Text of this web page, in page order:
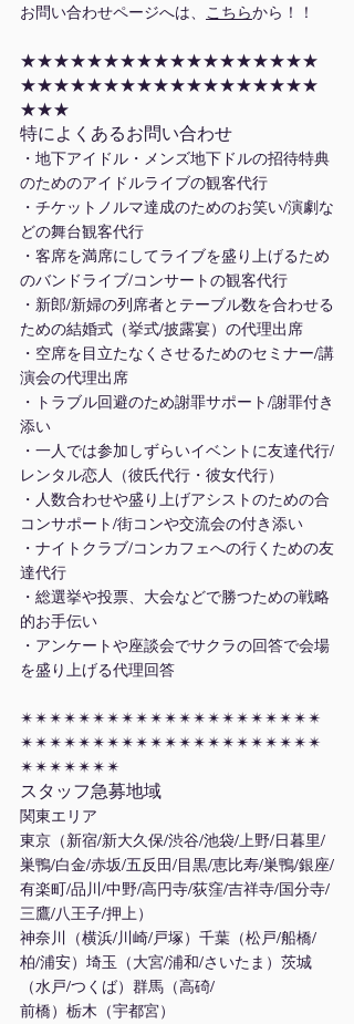
お問い合わせページへは、 こちらから！！
★★★★★★★★★★★★★★★★★★
★★★★★★★★★★★★★★★★★★
★★★
特によくあるお問い合わせ
・地下アイドル・メンズ地下ドルの招待特典
のためのアイドルライブの観客代行
・チケットノルマ達成のためのお笑い/演劇な
どの舞台観客代行
・客席を満席にしてライブを盛り上げるため
のバンドライブ/コンサートの観客代行
・新郎/新婦の列席者とテーブル数を合わせる
ための結婚式（挙式/披露宴）の代理出席
・空席を目立たなくさせるためのセミナー/講
演会の代理出席
・トラブル回避のため謝罪サポート/謝罪付き
添い
・一人では参加しずらいイベントに友達代行/
レンタル恋人（彼氏代行・彼女代行）
・人数合わせや盛り上げアシストのための合
コンサポート/街コンや交流会の付き添い
・ナイトクラブ/コンカフェへの行くための友
達代行
・総選挙や投票、大会などで勝つための戦略
的お手伝い
・アンケートや座談会でサクラの回答で会場
を盛り上げる代理回答
✴︎✴︎✴︎✴︎✴︎✴︎✴︎✴︎✴︎✴︎✴︎✴︎✴︎✴︎✴︎✴︎✴︎✴︎✴︎✴︎✴︎
✴︎✴︎✴︎✴︎✴︎✴︎✴︎✴︎✴︎✴︎✴︎✴︎✴︎✴︎✴︎✴︎✴︎✴︎✴︎✴︎✴︎
✴︎✴︎✴︎✴︎✴︎✴︎✴︎
スタッフ急募地域
関東エリア
東京（新宿/新大久保/渋谷/池袋/上野/日暮里/
巣鴨/白金/赤坂/五反田/目黒/恵比寿/巣鴨/銀座/
有楽町/品川/中野/高円寺/荻窪/吉祥寺/国分寺/
三鷹/八王子/押上）
神奈川（横浜/川崎/戸塚）千葉（松戸/船橋/
柏/浦安）埼玉（大宮/浦和/さいたま）茨城
（水戸/つくば）群馬（高碕/
前橋）栃木（宇都宮）